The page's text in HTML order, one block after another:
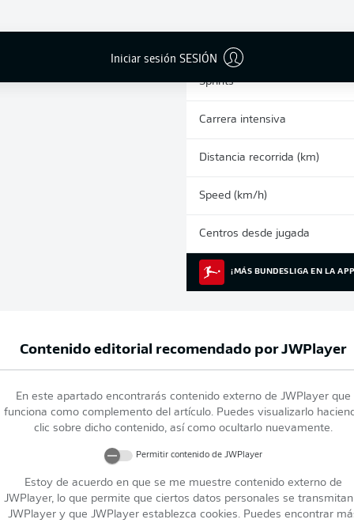
Iniciar sesión SESIÓN
Sprints
Carrera intensiva
Distancia recorrida (km)
Speed (km/h)
Centros desde jugada
¡MÁS BUNDESLIGA EN LA
Contenido editorial recomendado porJWPlayer
En este apartado encontrarás contenido externo de JWPlayer que
funciona como complemento del artículo. Puedes visualizarlo
clic sobre dicho contenido, así como ocultarlo nuevamente.
Permitir contenido de JWPlayer
Estoy de acuerdo en que se me muestre contenido externo de
JWPlayer, lo que permite que ciertos datos personales se
JWPlayer y que JWPlayer establezca cookies. Puedes encontrar